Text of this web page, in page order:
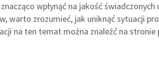
wpłynąć na jakość świadczonych
warto zrozumieć, jak uniknąć sytuacji
na ten temat można znaleźć na stronie